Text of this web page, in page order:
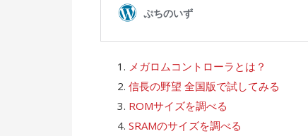
メガロムコントローラとは？
信長の野望 全国版で試してみる
ROMサイズを調べる
SRAMのサイズを調べる